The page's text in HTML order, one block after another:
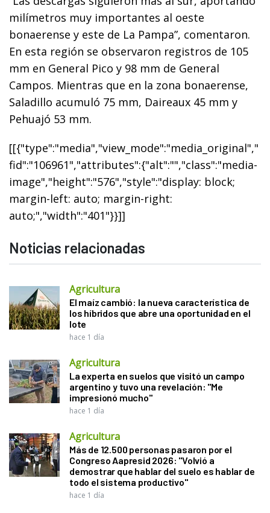
milímetros muy importantes al oeste
bonaerense y este de La Pampa”, comentaron.
En esta región se observaron registros de 105
mm en General Pico y 98 mm de General
Campos. Mientras que en la zona bonaerense,
Saladillo acumuló 75 mm, Daireaux 45 mm y
Pehuajó 53 mm.
[[{"type":"media","view_mode":"media_original","
fid":"106961","attributes":{"alt":"","class":"media-
image","height":"576","style":"display: block;
margin-left: auto; margin-right:
auto;","width":"401"}}]]
Noticias relacionadas
Agricultura
El maíz cambió: la nueva característica de
los híbridos que abre una oportunidad en el
lote
hace 1 día
Agricultura
La experta en suelos que visitó un campo
argentino y tuvo una revelación: "Me
impresionó mucho"
hace 1 día
Agricultura
Más de 12.500 personas pasaron por el
Congreso Aapresid 2026: "Volvió a
demostrar que hablar del suelo es hablar de
todo el sistema productivo"
hace 1 día